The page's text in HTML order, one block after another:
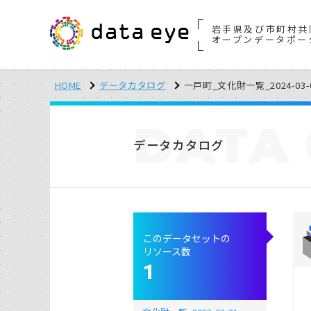
岩手県及び市町村共
オープンデータポー
HOME データカタログ 一戸町_文化財一覧_2024-
データカタログ
DATA
このデータセットの
リソース数
1